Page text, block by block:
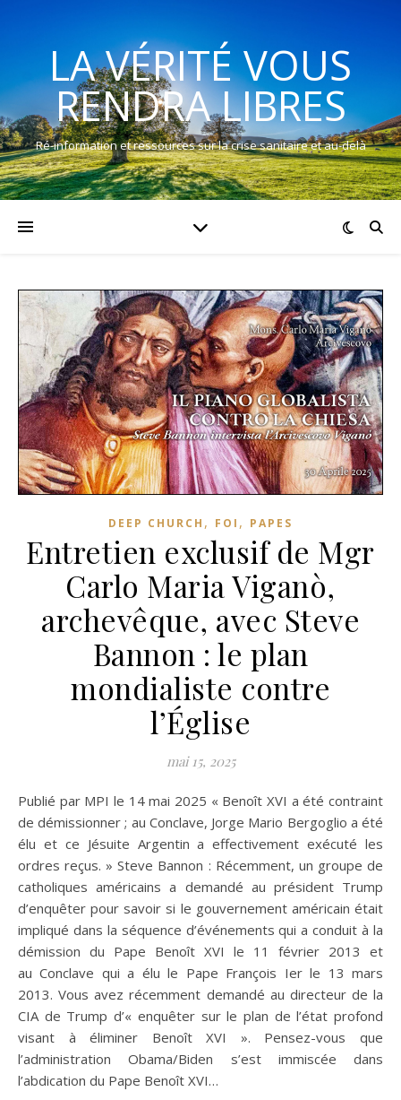
LA VÉRITÉ VOUS
RENDRA LIBRES
Ré-information et ressources sur la crise sanitaire et au-delà
DEEP CHURCH , FOI , PAPES
Entretien exclusif de Mgr
Carlo Maria Viganò,
archevêque, avec Steve
Bannon : le plan
mondialiste contre
l’Église
mai 15, 2025
Publié par MPI le 14 mai 2025 « Benoît XVI a été contraint
de démissionner ; au Conclave, Jorge Mario Bergoglio a été
élu et ce Jésuite Argentin a effectivement exécuté les
ordres reçus. » Steve Bannon : Récemment, un groupe de
catholiques américains a demandé au président Trump
d’enquêter pour savoir si le gouvernement américain était
impliqué dans la séquence d’événements qui a conduit à la
démission du Pape Benoît XVI le 11 février 2013 et
au Conclave qui a élu le Pape François Ier le 13 mars
2013. Vous avez récemment demandé au directeur de la
CIA de Trump d’« enquêter sur le plan de l’état profond
visant à éliminer Benoît XVI ». Pensez-vous que
l’administration Obama/Biden s’est immiscée dans
l’abdication du Pape Benoît XVI…